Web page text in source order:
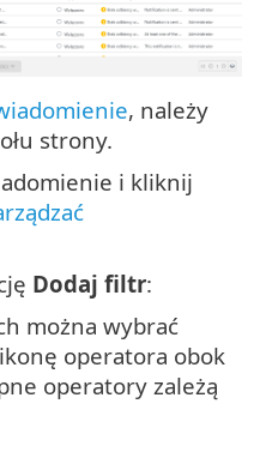
, należy
strony.
i kliknij
Dodaj filtr:
można wybrać
operatora obok
operatory zależą